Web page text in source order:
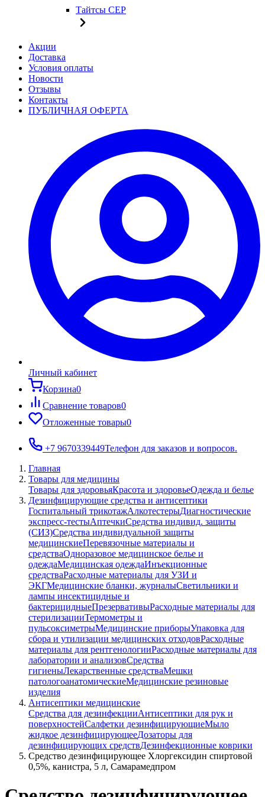
Тайтсы CEP
Акции
Доставка
Условия оплаты
Новости
Отзывы
Контакты
ПУБЛИЧНАЯ ОФЕРТА
Личный кабинет
Корзина0
Сравнение товаров0
Отложенные товары0
+7 9670339449Телефон для заказов и вопросов.
Главная
Товары для медицины
Товары для здоровьяКрасота и здоровьеОдежда и белье
Дезинфицирующие средства и антисептики
Госпитальный трикотажАлкотестерыДиагностические
экспресс-тестыАптечкиСредства индивид. защиты
(СИЗ)Средства индивидуальной защиты
медицинскиеПеревязочные материалы и
средстваОдноразовое медицинское белье и
одеждаМедицинская одеждаИнъекционные
средстваРасходные материалы для УЗИ и
ЭКГМедицинские бланки, журналыСветильники и
лампы инсектицидные и
бактерицидныеПрезервативыРасходные материалы для
стерилизацииТермометры и
пульсоксиметрыМедицинские приборыУпаковка для
сбора и утилизации медицинских отходовРасходные
материалы для рентгенологииРасходные материалы для
лаборатории и анализовСредства
гигиеныЛекарственные средстваМешки
патологоанатомическиеМедицинские резиновые
изделия
Антисептики медицинские
Средства для дезинфекцииАнтисептики для рук и
поверхностейСалфетки дезинфицирующиеМыло
жидкое дезинфицирующееДозаторы для
дезинфицирующих средствДезинфекционные коврики
Средство дезинфицирующее Хлоргексидин спиртовой
0,5%, канистра, 5 л, Самарамедпром